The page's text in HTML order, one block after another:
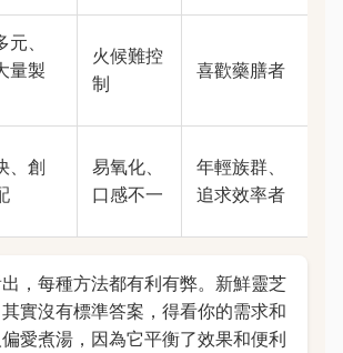
、
量製
火候難控
制
喜歡藥膳者
、創
易氧化、
口感不一
年輕族群、
追求效率者
，每種方法都有利有弊。新鮮靈芝
實沒有標準答案，得看你的需求和
愛煮湯，因為它平衡了效果和便利